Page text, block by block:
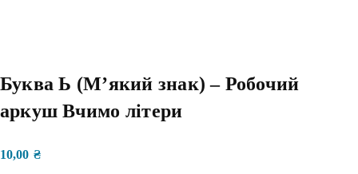
Буква Ь (Мʼякий знак) – Робочий
аркуш Вчимо літери
10,00 ₴